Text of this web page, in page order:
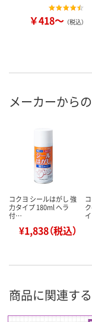
￥418～ （税込）
メーカーから
コクヨ シールはがし 強
力タイプ 180ml ヘラ
付…
¥1,838（税込）
商品に関連す